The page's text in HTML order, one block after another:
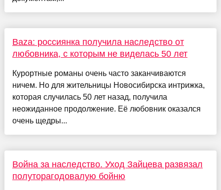
Baza: россиянка получила наследство от
любовника, с которым не виделась 50 лет
Курортные романы очень часто заканчиваются
ничем. Но для жительницы Новосибирска интрижка,
которая случилась 50 лет назад, получила
неожиданное продолжение. Её любовник оказался
очень щедры...
Война за наследство. Уход Зайцева развязал
полуторагодовалую бойню